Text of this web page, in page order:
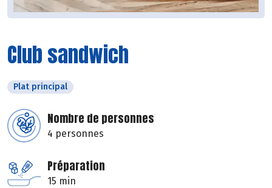
Club sandwich
Plat principal
Nombre de personnes
4 personnes
Préparation
15 min